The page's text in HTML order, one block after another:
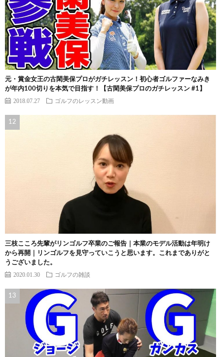
元・賞金女王の古閑美保プロがガチレッスン！初心者ゴルファーなみき
が年内100切りを本気で目指す！【古閑美保プロのガチレッスン #1】
2018.07.27 ゴルフのレッスン動画
三枝こころ先輩がリンゴルフ卒業のご報告｜本業のモデル活動は年明け
から再開｜リンゴルフを見守っていこうと思います。これまでありがと
うございました。
2020.01.30 ゴルフの雑談